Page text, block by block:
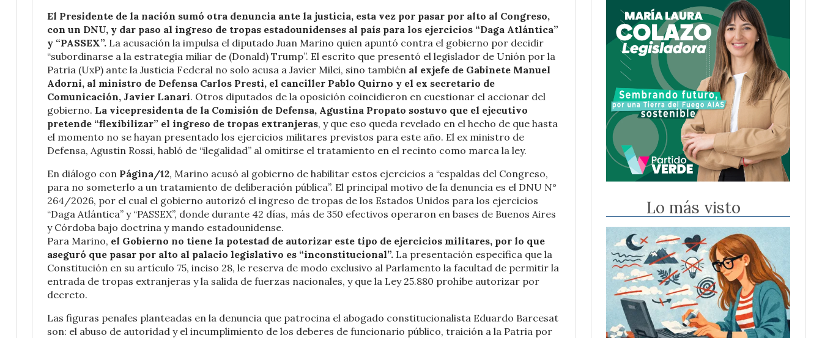
El Presidente de la nación sumó otra denuncia ante la justicia, esta vez por pasar por alto al Congreso,
con un DNU, y dar paso al ingreso de tropas estadounidenses al país para los ejercicios “Daga Atlántica”
y “PASSEX”. La acusación la impulsa el diputado Juan Marino quien apuntó contra el gobierno por decidir
“subordinarse a la estrategia miliar de (Donald) Trump”. El escrito que presentó el legislador de Unión por la
Patria (UxP) ante la Justicia Federal no solo acusa a Javier Milei, sino también al exjefe de Gabinete Manuel
Adorni, al ministro de Defensa Carlos Presti, el canciller Pablo Quirno y el ex secretario de
Comunicación, Javier Lanari. Otros diputados de la oposición coincidieron en cuestionar el accionar del
gobierno. La vicepresidenta de la Comisión de Defensa, Agustina Propato sostuvo que el ejecutivo
pretende “flexibilizar” el ingreso de tropas extranjeras, y que eso queda revelado en el hecho de que hasta
el momento no se hayan presentado los ejercicios militares previstos para este año. El ex ministro de
Defensa, Agustin Rossi, habló de “ilegalidad” al omitirse el tratamiento en el recinto como marca la ley.
En diálogo con Página/12, Marino acusó al gobierno de habilitar estos ejercicios a “espaldas del Congreso,
para no someterlo a un tratamiento de deliberación pública”. El principal motivo de la denuncia es el DNU N°
264/2026, por el cual el gobierno autorizó el ingreso de tropas de los Estados Unidos para los ejercicios
“Daga Atlántica” y “PASSEX”, donde durante 42 días, más de 350 efectivos operaron en bases de Buenos Aires
y Córdoba bajo doctrina y mando estadounidense.
Para Marino, el Gobierno no tiene la potestad de autorizar este tipo de ejercicios militares, por lo que
aseguró que pasar por alto al palacio legislativo es “inconstitucional”. La presentación especifica que la
Constitución en su artículo 75, inciso 28, le reserva de modo exclusivo al Parlamento la facultad de permitir la
entrada de tropas extranjeras y la salida de fuerzas nacionales, y que la Ley 25.880 prohíbe autorizar por
decreto.
Las figuras penales planteadas en la denuncia que patrocina el abogado constitucionalista Eduardo Barcesat
son: el abuso de autoridad y el incumplimiento de los deberes de funcionario público, traición a la Patria por
Lo más visto